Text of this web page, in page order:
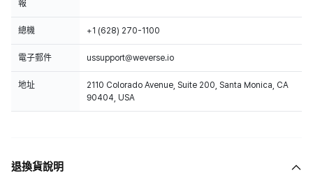
報
總機 +1 (628) 270-1100
電子郵件 ussupport@weverse.io
地址
2110 Colorado Avenue, Suite 200, Santa Monica, CA
90404, USA
退換貨說明